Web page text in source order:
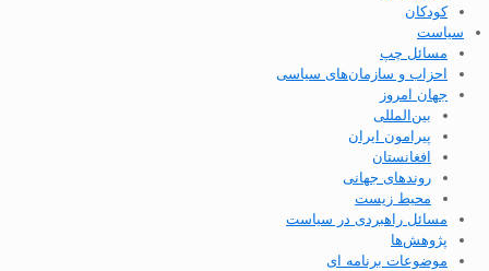
کودکان
سیاست
مسائل چپ
احزاب و سازمان‌های سیاسی
جهان امروز
بین‌المللی
پیرامون ایران
افغانستان
روندهای جهانی
محیط زیست
مسائل راهبردی در سیاست
پژوهش‌ها
موضوعات برنامه ای